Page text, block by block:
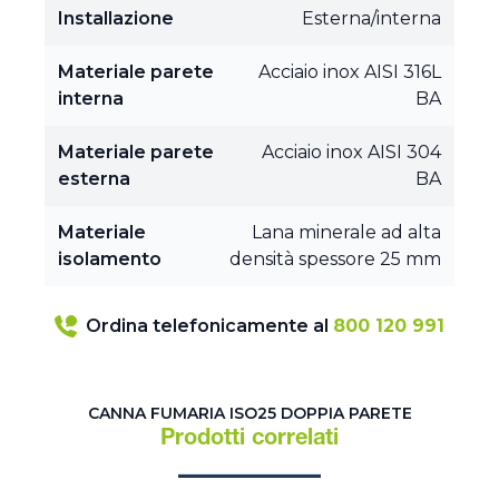
Installazione Esterna/interna
Materiale parete
interna
Acciaio inox AISI 316L
BA
Materiale parete
esterna
Acciaio inox AISI 304
BA
Materiale
isolamento
Lana minerale ad alta
densità spessore 25 mm
Ordina telefonicamente al 800 120 991
CANNA FUMARIA ISO25 DOPPIA PARETE
Prodotti correlati